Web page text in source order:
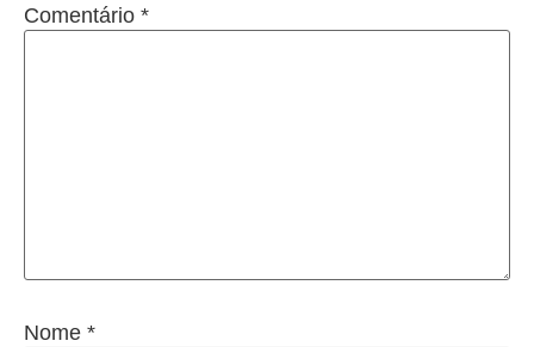
Comentário *
Nome *